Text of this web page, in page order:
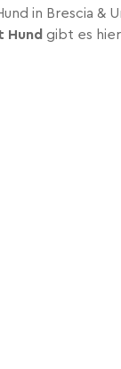
in Brescia
Hund gibt es